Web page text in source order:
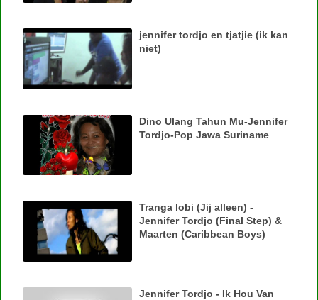
jennifer tordjo en tjatjie (ik kan
niet)
Dino Ulang Tahun Mu-Jennifer
Tordjo-Pop Jawa Suriname
Tranga lobi (Jij alleen) -
Jennifer Tordjo (Final Step) &
Maarten (Caribbean Boys)
Jennifer Tordjo - Ik Hou Van